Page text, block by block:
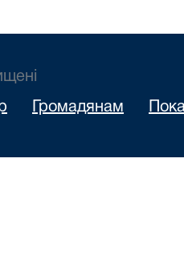
Громадянам